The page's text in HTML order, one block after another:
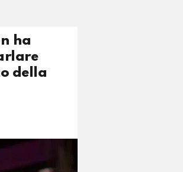
ha
della